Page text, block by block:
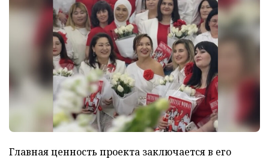
Главная ценность проекта заключается в его